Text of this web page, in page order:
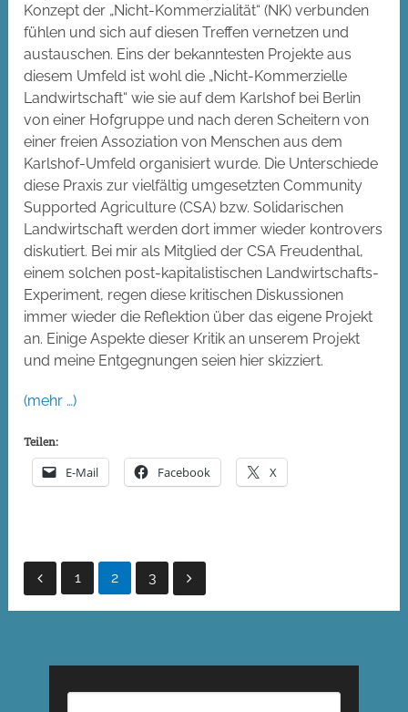
Konzept der „Nicht-Kommerzialität“ (NK) verbunden
fühlen und sich auf diesen Treffen vernetzen und
austauschen. Eins der bekanntesten Projekte aus
diesem Umfeld ist wohl die „Nicht-Kommerzielle
Landwirtschaft“ wie sie auf dem Karlshof bei Berlin
von einer Hofgruppe und nach deren Scheitern von
einer freien Assoziation von Menschen aus dem
Karlshof-Umfeld organisiert wurde. Die Unterschiede
diese Praxis zur vielfältig umgesetzten Community
Supported Agriculture (CSA) bzw. Solidarischen
Landwirtschaft werden dort immer wieder kontrovers
diskutiert. Bei mir als Mitglied der CSA Freudenthal,
einem solchen post-kapitalistischen Landwirtschafts-
Experiment, regen diese kritischen Diskussionen
immer wieder die Reflektion über das eigene Projekt
an. Einige Aspekte dieser Kritik an unserem Projekt
und meine Entgegnungen seien hier skizziert.
(mehr …)
Teilen:
E-Mail Facebook X
Seitennummerierung
der
1 2 3